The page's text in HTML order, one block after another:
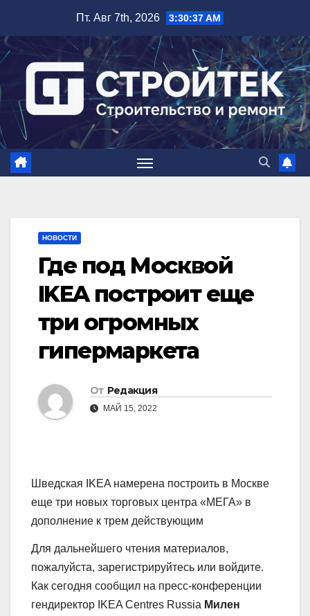
содержимому
Пт. Авг 7th, 2026 3:30:38 AM
НОВОСТИ
Где под Москвой
IKEA построит еще
три огромных
гипермаркета
От Редакция
МАЙ 15, 2022
Шведская IKEA намерена построить в Москве
еще три новых торговых центра «МЕГА» в
дополнение к трем действующим
Для дальнейшего чтения материалов,
пожалуйста, зарегистрируйтесь или войдите.
Как сегодня сообщил на пресс-конференции
гендиректор IKEA Centres Russia Милен